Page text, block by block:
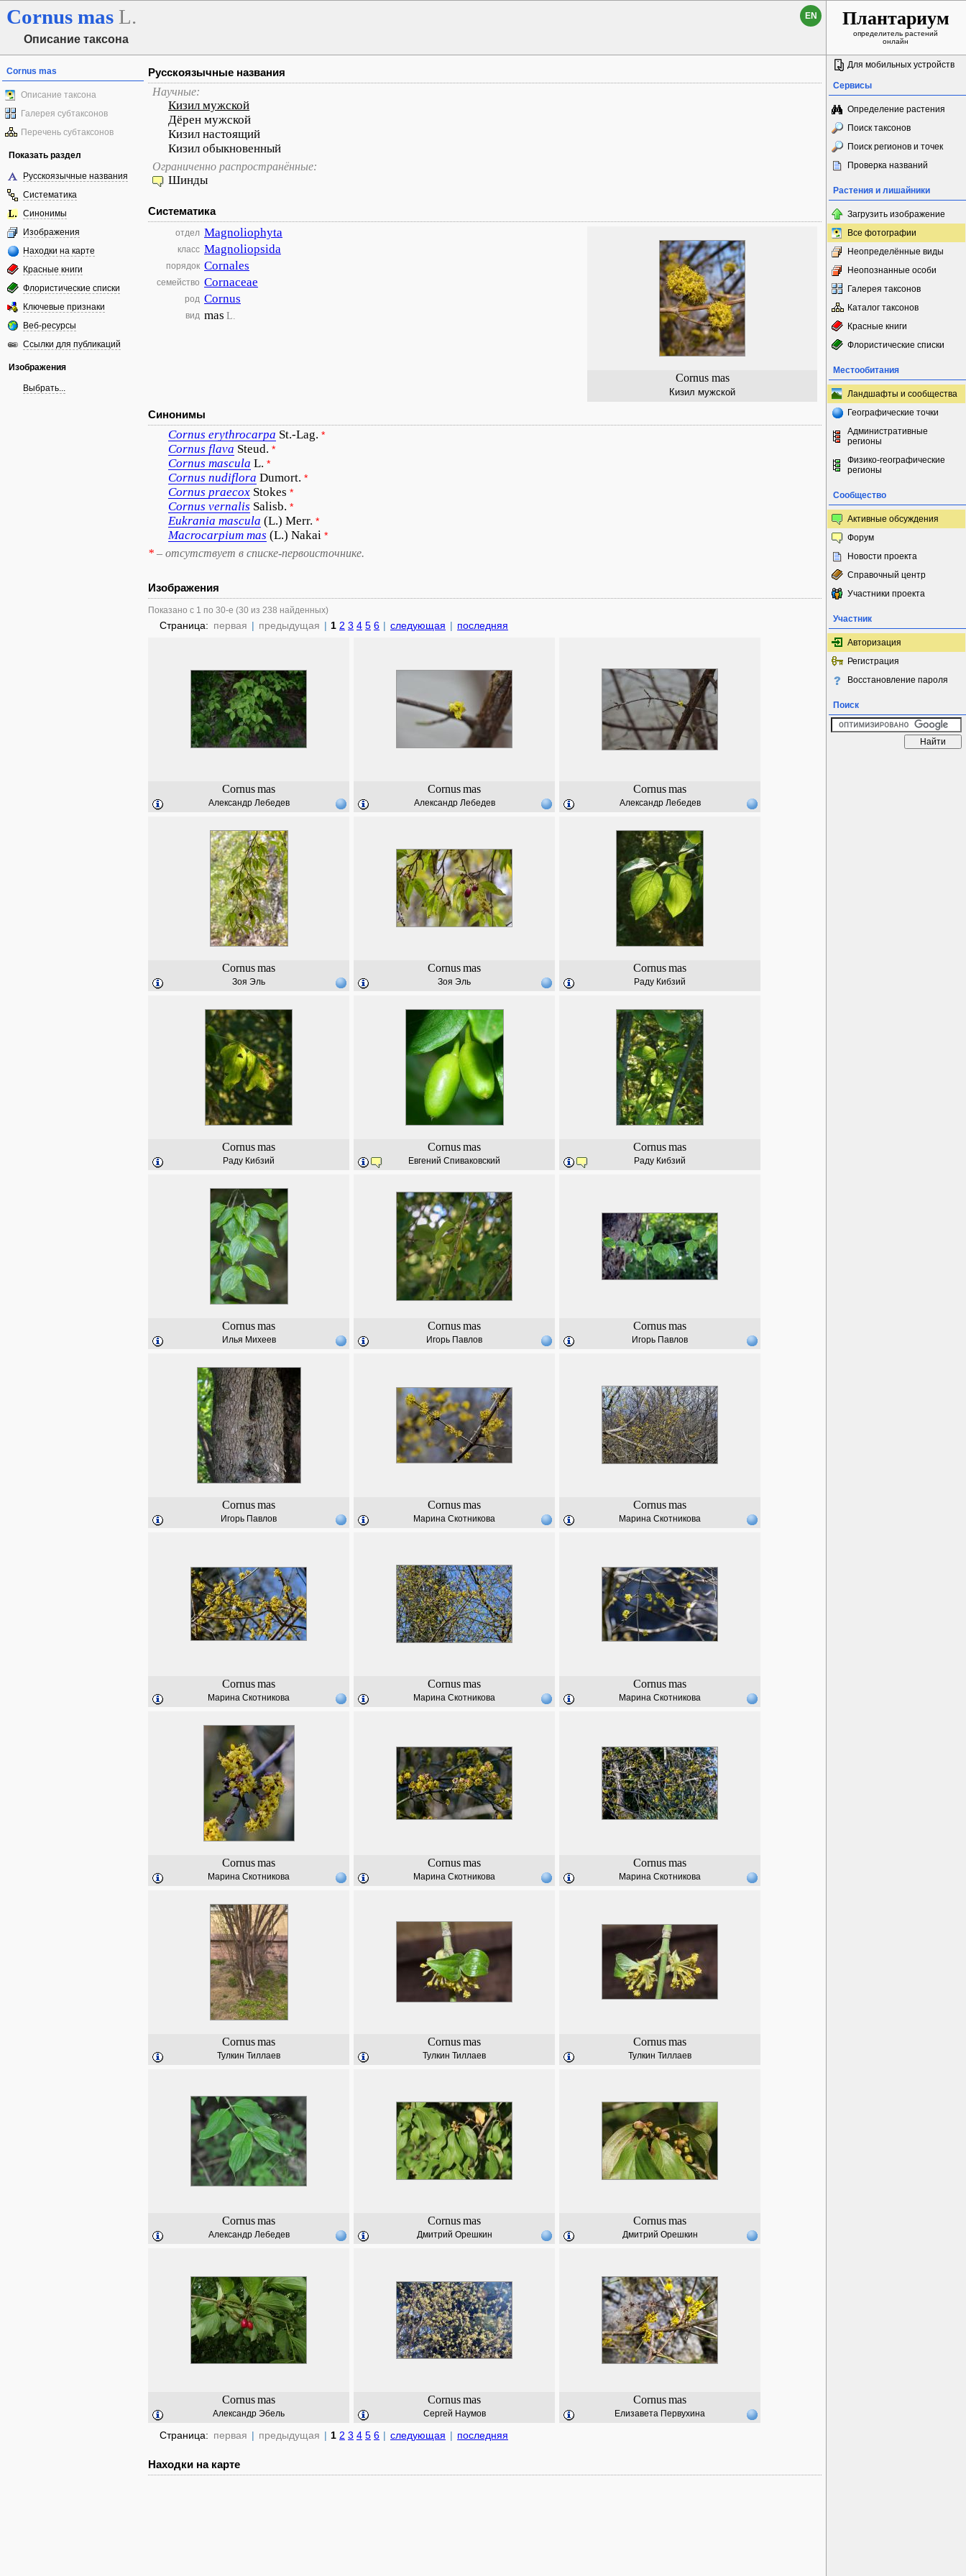
Cornus mas L.
Описание таксона
EN Плантариум
определитель растений
онлайн
Cornus mas
Описание таксона
Галерея субтаксонов
Перечень субтаксонов
Показать раздел
Русскоязычные названия
Систематика
Синонимы
Изображения
Находки на карте
Красные книги
Флористические списки
Ключевые признаки
Веб-ресурсы
Ссылки для публикаций
Изображения
Выбрать...
Русскоязычные названия
Научные:
Кизил мужской
Дёрен мужской
Кизил настоящий
Кизил обыкновенный
Ограниченно распространённые:
Шинды
Систематика
Cornus mas
Кизил мужской
отдел Magnoliophyta
класс Magnoliopsida
порядок Cornales
семейство Cornaceae
род Cornus
вид mas L.
Синонимы
Cornus erythrocarpa St.-Lag. *
Cornus flava Steud. *
Cornus mascula L. *
Cornus nudiflora Dumort. *
Cornus praecox Stokes *
Cornus vernalis Salisb. *
Eukrania mascula (L.) Merr. *
Macrocarpium mas (L.) Nakai *
* – отсутствует в списке-первоисточнике.
Изображения
Показано с 1 по 30-е (30 из 238 найденных)
Страница: первая | предыдущая | 1 2 3 4 5 6 | следующая | последняя
Cornusmas
Александр Лебедев
Cornusmas
Александр Лебедев
Cornusmas
Александр Лебедев
Cornusmas
Зоя Эль
Cornusmas
Зоя Эль
Cornusmas
Раду Кибзий
Cornusmas
Раду Кибзий
Cornusmas
Евгений Спиваковский
Cornusmas
Раду Кибзий
Cornusmas
Илья Михеев
Cornusmas
Игорь Павлов
Cornusmas
Игорь Павлов
Cornusmas
Игорь Павлов
Cornusmas
Марина Скотникова
Cornusmas
Марина Скотникова
Cornusmas
Марина Скотникова
Cornusmas
Марина Скотникова
Cornusmas
Марина Скотникова
Cornusmas
Марина Скотникова
Cornusmas
Марина Скотникова
Cornusmas
Марина Скотникова
Cornusmas
Тулкин Тиллаев
Cornusmas
Тулкин Тиллаев
Cornusmas
Тулкин Тиллаев
Cornusmas
Александр Лебедев
Cornusmas
Дмитрий Орешкин
Cornusmas
Дмитрий Орешкин
Cornusmas
Александр Эбель
Cornusmas
Сергей Наумов
Cornusmas
Елизавета Первухина
Страница: первая | предыдущая | 1 2 3 4 5 6 | следующая | последняя
Находки на карте
Для мобильных устройств
Сервисы
Определение растения
Поиск таксонов
Поиск регионов и точек
Проверка названий
Растения и лишайники
Загрузить изображение
Все фотографии
Неопределённые виды
Неопознанные особи
Галерея таксонов
Каталог таксонов
Красные книги
Флористические списки
Местообитания
Ландшафты и сообщества
Географические точки
Административные
регионы
Физико-географические
регионы
Сообщество
Активные обсуждения
Форум
Новости проекта
Справочный центр
Участники проекта
Участник
Авторизация
Регистрация
Восстановление пароля
Поиск